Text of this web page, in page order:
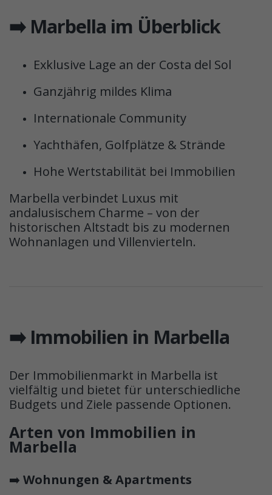
➡️ Marbella im Überblick
Exklusive Lage an der Costa del Sol
Ganzjährig mildes Klima
Internationale Community
Yachthäfen, Golfplätze & Strände
Hohe Wertstabilität bei Immobilien
Marbella verbindet Luxus mit
andalusischem Charme – von der
historischen Altstadt bis zu modernen
Wohnanlagen und Villenvierteln.
➡️ Immobilien in Marbella
Der Immobilienmarkt in Marbella ist
vielfältig und bietet für unterschiedliche
Budgets und Ziele passende Optionen.
Arten von Immobilien in
Marbella
➡️ Wohnungen & Apartments